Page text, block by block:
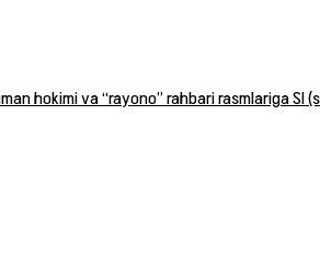
hokimi va “rayono” rahbari rasmlariga